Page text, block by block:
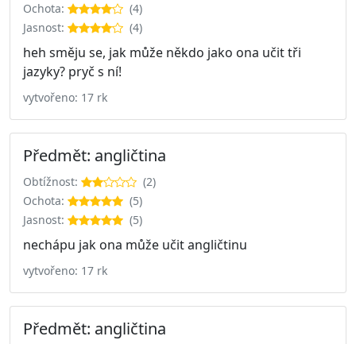
Ochota:
(4)
Jasnost:
(4)
heh směju se, jak může někdo jako ona učit tři
jazyky? pryč s ní!
vytvořeno: 17 rk
Předmět: angličtina
Obtížnost:
(2)
Ochota:
(5)
Jasnost:
(5)
nechápu jak ona může učit angličtinu
vytvořeno: 17 rk
Předmět: angličtina